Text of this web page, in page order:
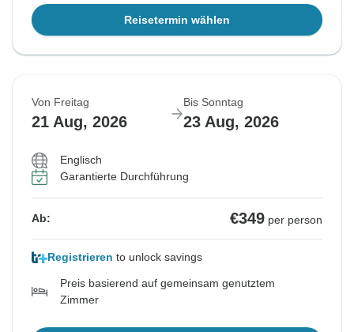
Reisetermin wählen
Von Freitag
21 Aug, 2026
Bis Sonntag
23 Aug, 2026
Englisch
Garantierte Durchführung
Ab: €349 per person
Registrieren to unlock savings
Preis basierend auf gemeinsam genutztem
Zimmer